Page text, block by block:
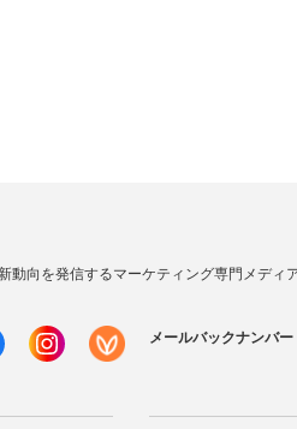
向を発信するマーケティング専門メディア
メールバックナンバー